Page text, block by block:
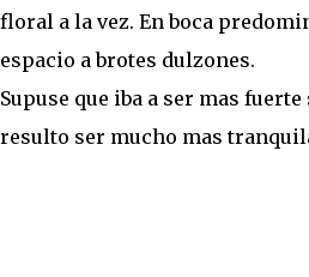
floral a la vez. En boca
espacio a brotes dulzones.
Supuse que iba a ser mas
resulto ser mucho mas